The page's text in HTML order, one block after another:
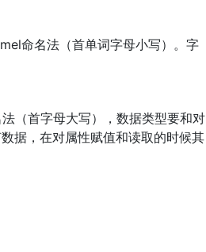
命名法（首单词字母小写）。字
（首字母大写），数据类型要和对
据，在对属性赋值和读取的时候其